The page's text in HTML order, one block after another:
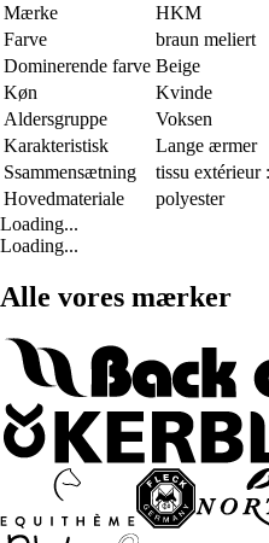
Mærke
HKM
Farve
braun meliert
Dominerende farve Beige
Køn
Kvinde
Aldersgruppe
Voksen
Karakteristisk
Lange ærmer
Ssammensætning
tissu extérieur
Hovedmateriale
polyester
Loading...
Loading...
Alle vores mærker